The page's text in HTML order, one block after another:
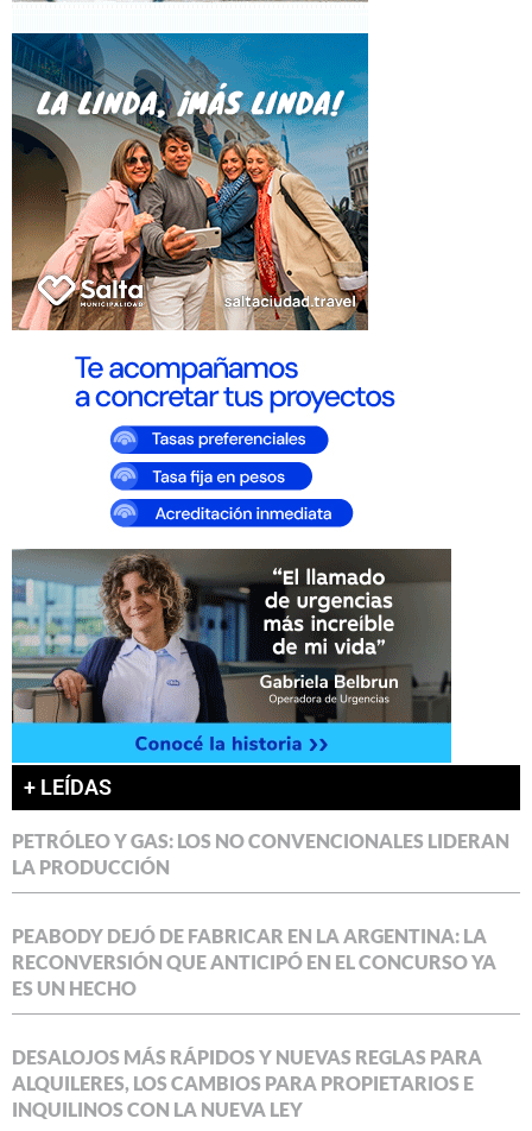
+ LEÍDAS
PETRÓLEO Y GAS: LOS NO CONVENCIONALES LIDERAN
LA PRODUCCIÓN
PEABODY DEJÓ DE FABRICAR EN LA ARGENTINA: LA
RECONVERSIÓN QUE ANTICIPÓ EN EL CONCURSO YA
ES UN HECHO
DESALOJOS MÁS RÁPIDOS Y NUEVAS REGLAS PARA
ALQUILERES, LOS CAMBIOS PARA PROPIETARIOS E
INQUILINOS CON LA NUEVA LEY